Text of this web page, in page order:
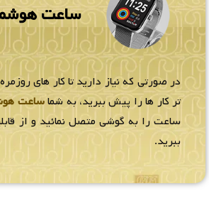
ساعت
در صورتی که نیاز دارید تا کار های
تر کار ها را پیش ببرید، به شماساعت
ساعت را به گوشی متصل نمائید و از
ببرید.